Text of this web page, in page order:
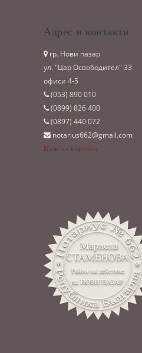
Адрес и контакти
гр. Нови пазар
ул. "Цар Освободител" 33
офиси 4-5
(053)­ 890 010
(0899)­ 826 400
(0897)­ 440 072
notarius662@gmail.com
Виж на картата